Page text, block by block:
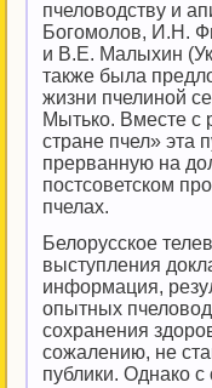
пчеловодству и
Богомолов, И.Н.
и В.Е. Малыхин
также была
жизни пчелиной
Мытько. Вместе с
стране пчел» эта
прерванную на
постсоветском
пчелах.
Белорусское
выступления
информация,
опытных
сохранения
сожалению, не
публики. Однако